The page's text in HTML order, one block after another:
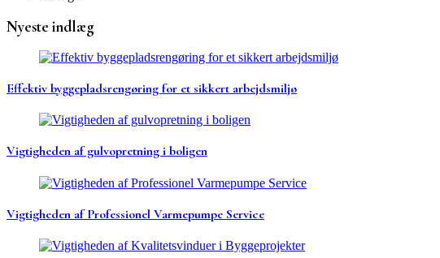
Nyeste indlæg
Effektiv byggepladsrengøring for et sikkert arbejdsmiljø
Vigtigheden af gulvopretning i boligen
Vigtigheden af Professionel Varmepumpe Service